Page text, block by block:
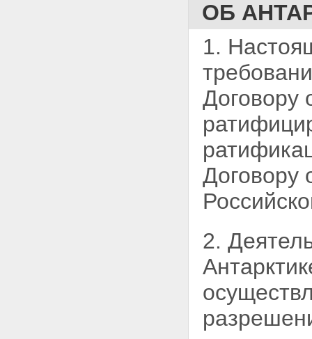
ОБ
1.
Договору
Договору
2.